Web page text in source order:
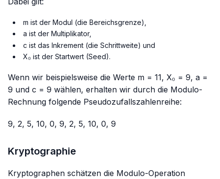
m ist der Modul (die Bereichsgrenze),
a ist der Multiplikator,
c ist das Inkrement (die Schrittweite) und
X₀ ist der Startwert (Seed).
Wenn wir beispielsweise die Werte m = 11, X₀ = 9, a =
9 und c = 9 wählen, erhalten wir durch die Modulo-
Rechnung folgende Pseudozufallszahlenreihe:
9, 2, 5, 10, 0, 9, 2, 5, 10, 0, 9
Kryptographie
Kryptographen schätzen die Modulo-Operation